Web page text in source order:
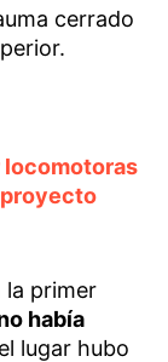
cerrado
locomotoras
la primer
había
lugar hubo